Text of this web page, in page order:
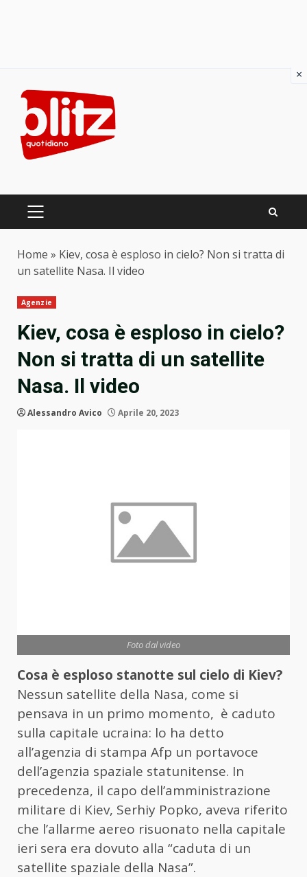
content
PRIMARY
Home » Kiev, cosa è esploso in cielo? Non si tratta di
un satellite Nasa. Il video
Agenzie
Kiev, cosa è esploso in cielo?
Non si tratta di un satellite
Nasa. Il video
Alessandro Avico Aprile 20, 2023
Foto dal video
Cosa è esploso stanotte sul cielo di Kiev?
Nessun satellite della Nasa, come si
pensava in un primo momento, è caduto
sulla capitale ucraina: lo ha detto
all’agenzia di stampa Afp un portavoce
dell’agenzia spaziale statunitense. In
precedenza, il capo dell’amministrazione
militare di Kiev, Serhiy Popko, aveva riferito
che l’allarme aereo risuonato nella capitale
ieri sera era dovuto alla “caduta di un
satellite spaziale della Nasa”.
×